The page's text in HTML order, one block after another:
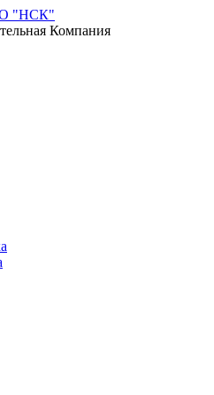
"НСК"
Компания